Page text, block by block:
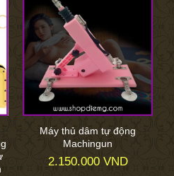
Máy thủ dâm tự động
Machingun
2.150.000 VND